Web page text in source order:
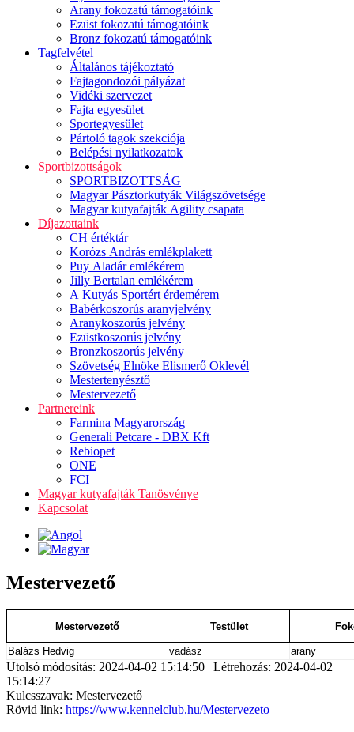
Arany fokozatú támogatóink
Ezüst fokozatú támogatóink
Bronz fokozatú támogatóink
Tagfelvétel
Általános tájékoztató
Fajtagondozói pályázat
Vidéki szervezet
Fajta egyesület
Sportegyesület
Pártoló tagok szekciója
Belépési nyilatkozatok
Sportbizottságok
SPORTBIZOTTSÁG
Magyar Pásztorkutyák Világszövetsége
Magyar kutyafajták Agility csapata
Díjazottaink
CH értéktár
Korózs András emlékplakett
Puy Aladár emlékérem
Jilly Bertalan emlékérem
A Kutyás Sportért érdemérem
Babérkoszorús aranyjelvény
Aranykoszorús jelvény
Ezüstkoszorús jelvény
Bronzkoszorús jelvény
Szövetség Elnöke Elismerő Oklevél
Mestertenyésztő
Mestervezető
Partnereink
Farmina Magyarország
Generali Petcare - DBX Kft
Rebiopet
ONE
FCI
Magyar kutyafajták Tanösvénye
Kapcsolat
Mestervezető
Mestervezető Testület
Balázs Hedvig vadász arany
Utolsó módosítás: 2024-04-02 15:14:50 | Létrehozás: 2024-04-02
15:14:27
Kulcsszavak: Mestervezető
Rövid link: https://www.kennelclub.hu/Mestervezeto